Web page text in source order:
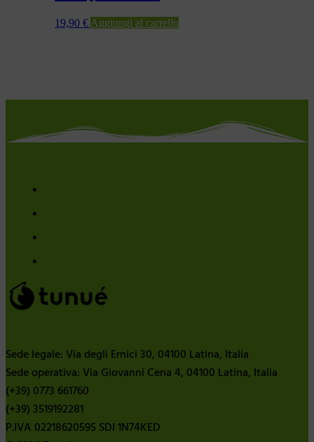
19,90 € Aggiungi al carrello
Sede legale: Via degli Ernici 30, 04100 Latina, Italia
Sede operativa: Via Giovanni Cena 4, 04100 Latina, Italia
(+39) 0773 661760
(+39) 3519192281
P.IVA 02218620595 SDI 1N74KED